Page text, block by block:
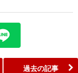
過去の記事